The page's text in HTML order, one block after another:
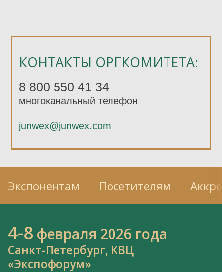
КОНТАКТЫ ОРГКОМИТЕТА:
8 800 550 41 34
многоканальный телефон
junwex@junwex.com
Экспонентам Посетителям
4-8 февраля 2026 года
Санкт-Петербург, КВЦ
«Экспофорум»